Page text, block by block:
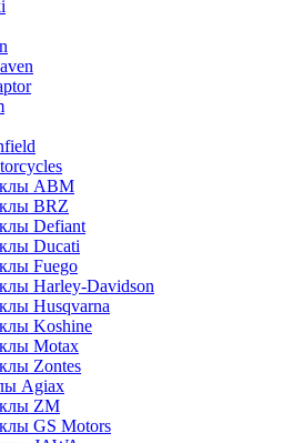
ABM
BRZ
Defiant
Ducati
Fuego
Harley-Davidson
Husqvarna
Koshine
Motax
Zontes
Agiax
ZM
GS Motors